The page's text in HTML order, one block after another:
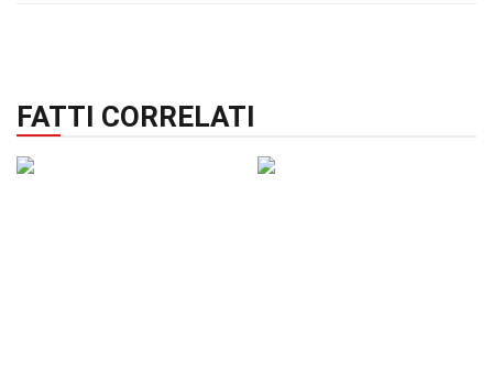
FATTI CORRELATI